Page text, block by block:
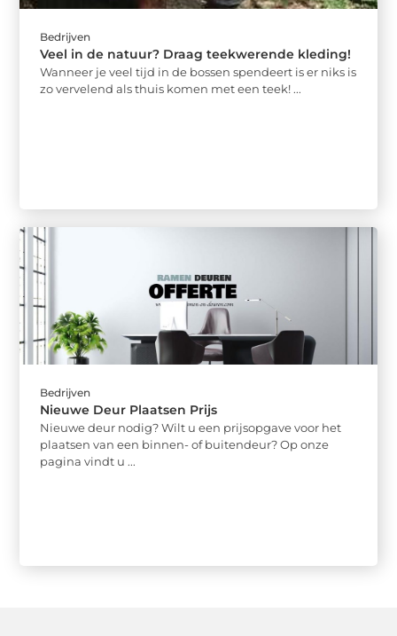
Bedrijven
Veel in de natuur? Draag teekwerende kleding!
Wanneer je veel tijd in de bossen spendeert is er niks is
zo vervelend als thuis komen met een teek! ...
Bedrijven
Nieuwe Deur Plaatsen Prijs
Nieuwe deur nodig? Wilt u een prijsopgave voor het
plaatsen van een binnen- of buitendeur? Op onze
pagina vindt u ...